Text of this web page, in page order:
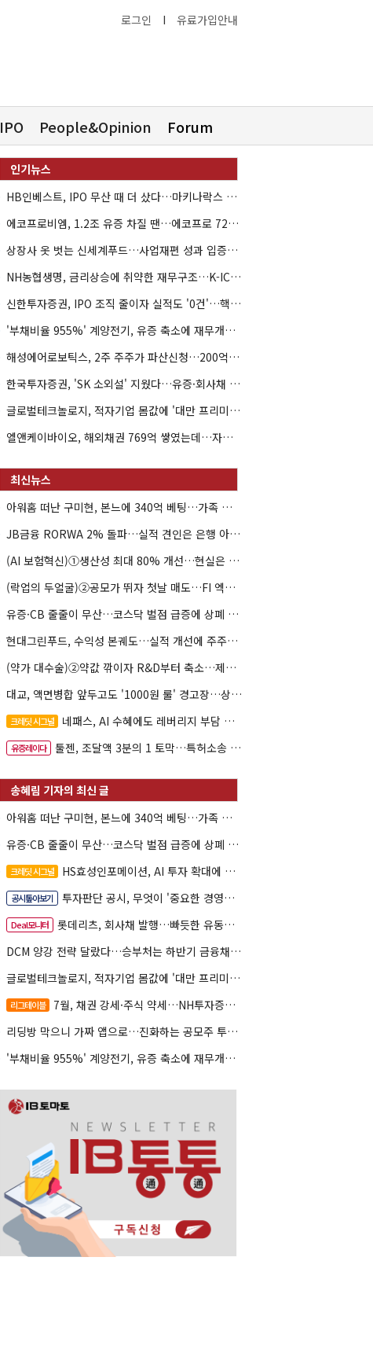
로그인 I 유료가입안내
IPO People&Opinion Forum
HB인베스트, IPO 무산 때 더 샀다…마키나락스 투자 2.7배 회수
에코프로비엠, 1.2조 유증 차질 땐…에코프로 7270억 '독박'
상장사 옷 벗는 신세계푸드…사업재편 성과 입증할까
NH농협생명, 금리상승에 취약한 재무구조…K-ICS 변동성 '주의보'
신한투자증권, IPO 조직 줄이자 실적도 '0건'…핵심 인력까지 이탈
'부채비율 955%' 계양전기, 유증 축소에 재무개선 효과 '뚝'
해성에어로보틱스, 2주 주주가 파산신청…200억 CB 분쟁 확산
한국투자증권, 'SK 소외설' 지웠다…유증·회사채 주관 연속 수임
글로벌테크놀로지, 적자기업 몸값에 '대만 프리미엄'…공모가 논란
엘앤케이바이오, 해외채권 769억 쌓였는데…자회사 4곳 자본잠식
아워홈 떠난 구미현, 본느에 340억 베팅…가족 지배체제 구축
JB금융 RORWA 2% 돌파…실적 견인은 은행 아닌 캐피탈
(AI 보험혁신)①생산성 최대 80% 개선…현실은 '실행 격차'
(락업의 두얼굴)②공모가 뛰자 첫날 매도…FI 엑시트 전략 갈렸다
유증·CB 줄줄이 무산…코스닥 벌점 급증에 상폐 압박
현대그린푸드, 수익성 본궤도…실적 개선에 주주환원까지
(약가 대수술)②약값 깎이자 R&D부터 축소…제약업계 비상경영 돌입
대교, 액면병합 앞두고도 '1000원 룰' 경고장…상장유지 시험대
크레딧 시그널 네패스, AI 수혜에도 레버리지 부담 여전
유증레이다 툴젠, 조달액 3분의 1 토막…특허소송 비용부터 챙긴다
아워홈 떠난 구미현, 본느에 340억 베팅…가족 지배체제 구축
유증·CB 줄줄이 무산…코스닥 벌점 급증에 상폐 압박
크레딧 시그널 HS효성인포메이션, AI 투자 확대에 실적 체력 강화
공시톺아보기 투자판단 공시, 무엇이 '중요한 경영사항'일까
Deal모니터
롯데리츠, 회사채 발행…빠듯한 유동성 차환으로 대응
DCM 양강 전략 달랐다…승부처는 하반기 금융채 빅딜
글로벌테크놀로지, 적자기업 몸값에 '대만 프리미엄'…공모가 논란
리그테이블
7월, 채권 강세·주식 약세…NH투자증권 DCM 2관왕
리딩방 막으니 가짜 앱으로…진화하는 공모주 투자사기
'부채비율 955%' 계양전기, 유증 축소에 재무개선 효과 '뚝'